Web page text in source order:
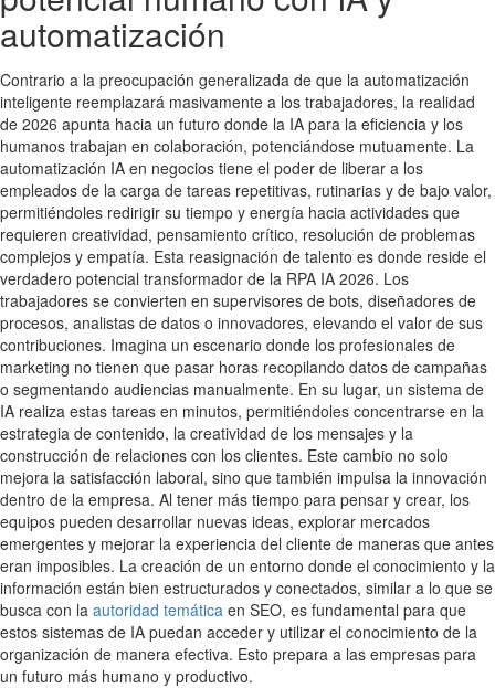
automatización
Contrario a la preocupación generalizada de que la automatización
inteligente reemplazará masivamente a los trabajadores, la realidad
de 2026 apunta hacia un futuro donde la IA para la eficiencia y los
humanos trabajan en colaboración, potenciándose mutuamente. La
automatización IA en negocios tiene el poder de liberar a los
empleados de la carga de tareas repetitivas, rutinarias y de bajo valor,
permitiéndoles redirigir su tiempo y energía hacia actividades que
requieren creatividad, pensamiento crítico, resolución de problemas
complejos y empatía. Esta reasignación de talento es donde reside el
verdadero potencial transformador de la RPA IA 2026. Los
trabajadores se convierten en supervisores de bots, diseñadores de
procesos, analistas de datos o innovadores, elevando el valor de sus
contribuciones. Imagina un escenario donde los profesionales de
marketing no tienen que pasar horas recopilando datos de campañas
o segmentando audiencias manualmente. En su lugar, un sistema de
IA realiza estas tareas en minutos, permitiéndoles concentrarse en la
estrategia de contenido, la creatividad de los mensajes y la
construcción de relaciones con los clientes. Este cambio no solo
mejora la satisfacción laboral, sino que también impulsa la innovación
dentro de la empresa. Al tener más tiempo para pensar y crear, los
equipos pueden desarrollar nuevas ideas, explorar mercados
emergentes y mejorar la experiencia del cliente de maneras que antes
eran imposibles. La creación de un entorno donde el conocimiento y la
información están bien estructurados y conectados, similar a lo que se
busca con la autoridad temática en SEO, es fundamental para que
estos sistemas de IA puedan acceder y utilizar el conocimiento de la
organización de manera efectiva. Esto prepara a las empresas para
un futuro más humano y productivo.